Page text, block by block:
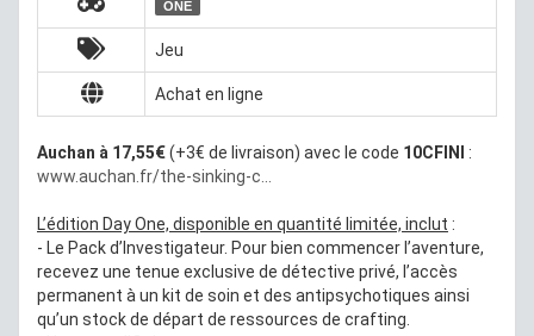
ONE
Jeu
Achat en ligne
Auchan à 17,55€(+3€ de livraison) avec le code 10CFINI :
www.auchan.fr/the-sinking-c...
L’édition Day One, disponible en quantité limitée, inclut :
- Le Pack d’Investigateur. Pour bien commencer l’aventure,
recevez une tenue exclusive de détective privé, l’accès
permanent à un kit de soin et des antipsychotiques ainsi
qu’un stock de départ de ressources de crafting.